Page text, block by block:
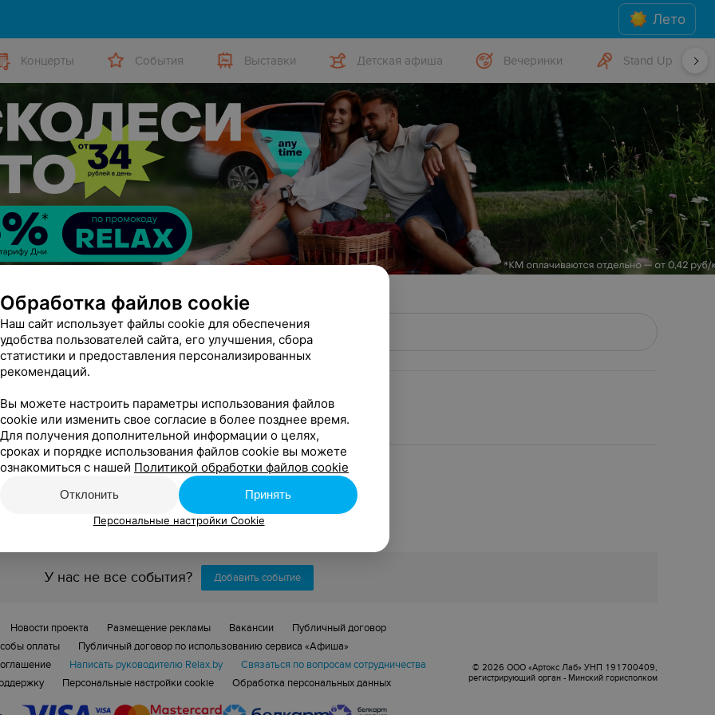
Лето
Концерты События Выставки Детская афиша Вечеринки Stand Up
условиям фильтра.
У нас не все события? Добавить событие
Новости проекта Размещение рекламы Вакансии
Публичный договор
оплаты
Публичный договор по использованию сервиса «Афиша»
Написать руководителю Relax.by
Связаться по вопросам сотрудничества
Персональные настройки cookie Обработка персональных данных
© 2026 ООО «Артокс Лаб» УНП 191700409,
регистрирующий орган - Минский горисполком
Обработка файлов cookie
Наш сайт использует файлы cookie для обеспечения
удобства пользователей сайта, его улучшения, сбора
статистики и предоставления персонализированных
рекомендаций.
Вы можете настроить параметры использования файлов
cookie или изменить свое согласие в более позднее время.
Для получения дополнительной информации о целях,
сроках и порядке использования файлов cookie вы можете
ознакомиться с нашей Политикой обработки файлов cookie
Отклонить Принять
Персональные настройки Cookie